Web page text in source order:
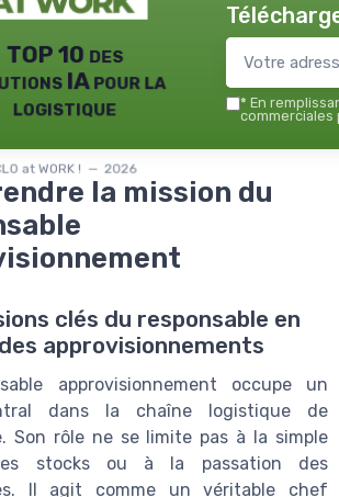
TOP 10 des
IA pour la
logistique
at WORK ! — 2026
* En
commerciales
la mission du
clés du responsable en
approvisionnements
approvisionnement occupe un
dans la chaîne logistique de
Son rôle ne se limite pas à la simple
stocks ou à la passation des
Il agit comme un véritable chef